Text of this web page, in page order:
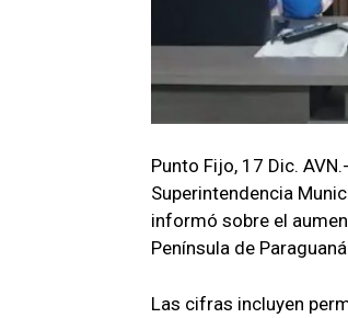
Punto Fijo, 17 Dic.
Superintendencia
informó sobre el
Península de Paraguaná.
Las cifras incluyen